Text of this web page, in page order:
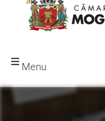
Menu